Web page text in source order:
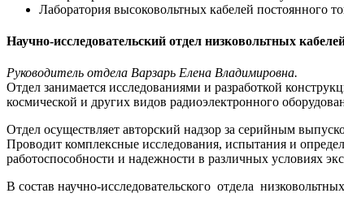
Лаборатория высоковольтных кабелей постоянного
Научно-исследовательский отдел низковольтных
Руководитель отдела Варзарь Елена Владимировна.
Отдел занимается исследованиями и разработкой
космической и других видов радиоэлектронного
Отдел осуществляет авторский надзор за серийным
Проводит комплексные исследования, испытания и
работоспособности и надежности в различных условиях
В состав научно-исследовательского отдела